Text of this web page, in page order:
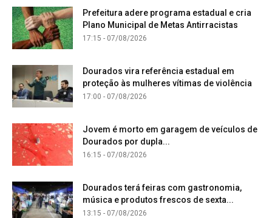
Prefeitura adere programa estadual e cria
Plano Municipal de Metas Antirracistas
17:15 - 07/08/2026
Dourados vira referência estadual em
proteção às mulheres vítimas de violência
17:00 - 07/08/2026
Jovem é morto em garagem de veículos de
Dourados por dupla...
16:15 - 07/08/2026
Dourados terá feiras com gastronomia,
música e produtos frescos de sexta...
13:15 - 07/08/2026